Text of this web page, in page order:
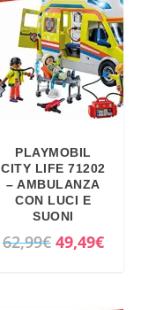
PLAYMOBIL
CITY LIFE 71202
– AMBULANZA
CON LUCI E
SUONI
62,99€ I
49,49€I